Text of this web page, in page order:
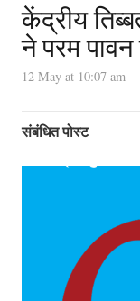
केंद्रीय
ने परम
12 May at 10:07 am
संबंधित पोस्ट